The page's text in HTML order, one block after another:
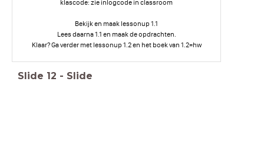
klascode: zie inlogcode in classroom
Bekijk en maak lessonup 1.1
Lees daarna 1.1 en maak de opdrachten.
Klaar? Ga verder met lessonup 1.2 en het boek van 1.2=hw
Slide 12 - Slide